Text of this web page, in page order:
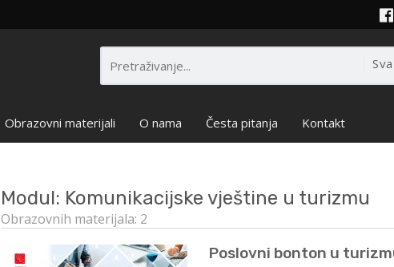
Obrazovni materijali O nama Česta pitanja Kontakt
Modul: Komunikacijske vještine u turizmu
Obrazovnih materijala: 2
Poslovni bonton u